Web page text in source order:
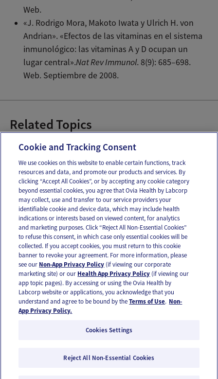
Web.
«J. Rodrigo Mora, Makoto Iwata y Ulrich H. von
Andrian». «Efectos de las vitaminas en el sistema
inmunológico: las vitaminas A y D ocupan un
lugar central».Nat Rev Immunol. 8(9): 685–698.
Web. Septiembre de 2008.
Related Topics
Recetas para el embarazo
Email Text
OUR APPS
FOLLOW US
© 2026 Ovia Health by Labcorp
Cookie and Tracking Consent
We use cookies on this website to enable certain functions, track
resources and data, and promote our products and services. By
clicking “Accept All Cookies”, or by accepting any cookie category
beyond essential cookies, you agree that Ovia Health by Labcorp
may collect, use and transfer to our service providers your
identifiable cookie and device data, which may include health
indications or interests based on viewed content, for analytics
and marketing purposes. Click “Reject All Non-Essential Cookies”
to refuse this consent, in which case only essential cookies will be
collected. If you accept cookies, you must return to this cookie
banner to revoke your agreement. For more information, please
see our Non-App Privacy Policy (if viewing our corporate
marketing site) or our Health App Privacy Policy (if viewing our
app topic pages). By accessing or using the Ovia Health by
Labcorp website or applications, you acknowledge that you
understand and agree to be bound by theTerms of Use. Non-
App Privacy Policy.
Cookies Settings
Reject All Non-Essential Cookies